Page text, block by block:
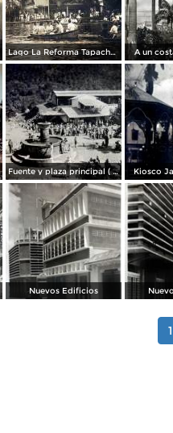
Lago La Reforma Tapachula, Chiapas ( Circulada el 24 de Junio de 1922 ). A un
Fuente y plaza principal ( Circulada el 4 de Noviembre de 1935 ). Kiosco
Nuevos Edificios
1